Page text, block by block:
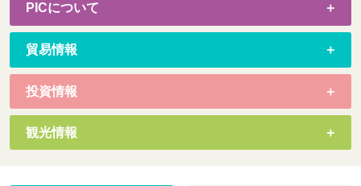
PICについて
貿易情報
投資情報
観光情報